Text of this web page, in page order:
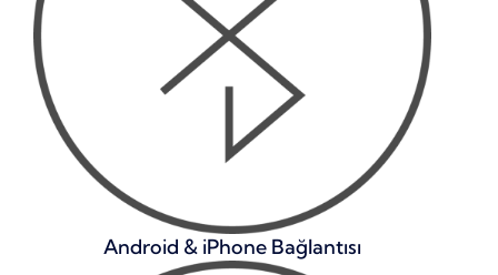
Android & iPhone Bağlantısı